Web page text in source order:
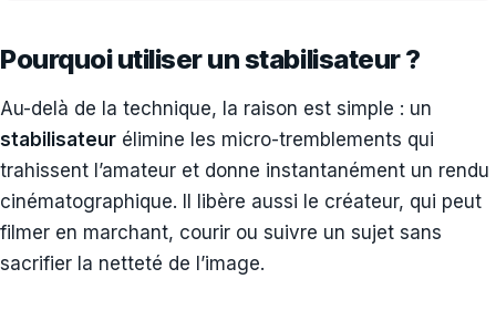
Pourquoi utiliser un stabilisateur ?
Au-delà de la technique, la raison est simple : un
stabilisateur élimine les micro-tremblements qui
trahissent l’amateur et donne instantanément un rendu
cinématographique. Il libère aussi le créateur, qui peut
filmer en marchant, courir ou suivre un sujet sans
sacrifier la netteté de l’image.